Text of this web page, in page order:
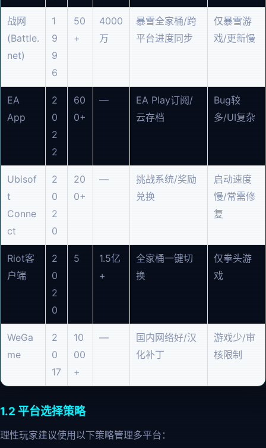
战网
(Battle.
net)
1
9
9
6
50
+
4000
万
暴雪全家桶/跨
平台进度同步
仅暴雪游
戏/更新慢
EA
App
2
0
2
2
60
0+
—
EA Play订阅/
云存档
Bug较
多/UI复杂
Ubisof
t
Conne
ct
2
0
2
0
20
0+
—
挑战系统/奖励
兑换
启动速度
慢/常需修
复
Riot客
户端
2
0
2
0
5
1.5亿
+
全家桶一键切
换
仅拳头游
戏
WeGa
me
2
0
17
10
00
+
—
国内网络好/汉
化补丁
游戏少/审
核限制
1.2 平台选择策略
理性玩家建议使用以下策略管理多平台：